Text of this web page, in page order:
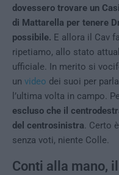
dovessero trovare un
di Mattarella per tenere
possibile. E allora il Cav
ripetiamo, allo stato
ufficiale. In merito si
un video dei suoi per
l’ultima volta in campo.
escluso che il
del centrosinistra. Certo
senza voti, niente Colle.
Conti alla mano,